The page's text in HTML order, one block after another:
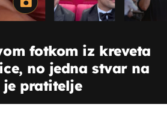
fotkom iz kreveta
no jedna stvar na
pratitelje